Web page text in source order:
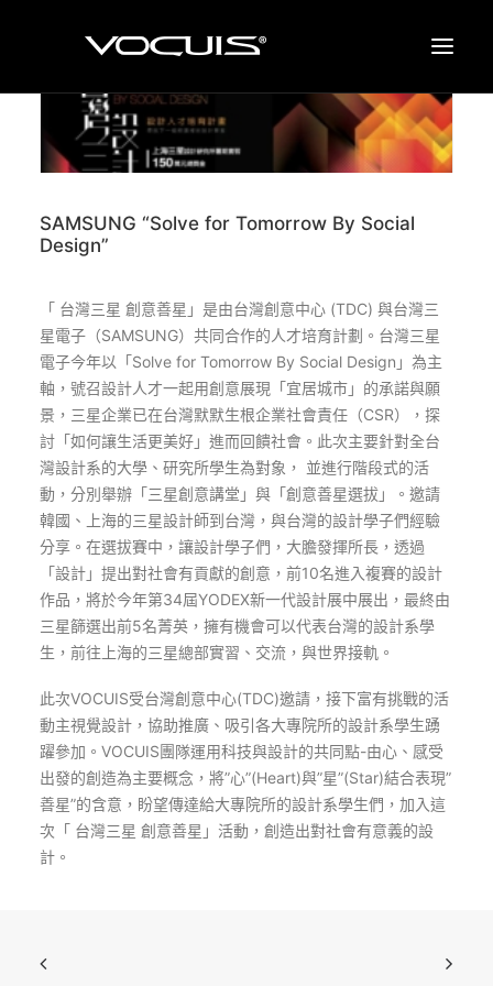
品牌塑造
案例
联络我们
最新消息
EN
SAMSUNG “Solve for Tomorrow By Social
Design”
「 台灣三星 創意善星」是由台灣創意中心 (TDC) 與台灣三
星電子（SAMSUNG）共同合作的人才培育計劃。台灣三星
電子今年以「Solve for Tomorrow By Social Design」為主
軸，號召設計人才一起用創意展現「宜居城市」的承諾與願
景，三星企業已在台灣默默生根企業社會責任（CSR），探
討「如何讓生活更美好」進而回饋社會。此次主要針對全台
灣設計系的大學、研究所學生為對象， 並進行階段式的活
動，分別舉辦「三星創意講堂」與「創意善星選拔」。邀請
韓國、上海的三星設計師到台灣，與台灣的設計學子們經驗
分享。在選拔賽中，讓設計學子們，大膽發揮所長，透過
「設計」提出對社會有貢獻的創意，前10名進入複賽的設計
作品，將於今年第34屆YODEX新一代設計展中展出，最終由
三星篩選出前5名菁英，擁有機會可以代表台灣的設計系學
生，前往上海的三星總部實習、交流，與世界接軌。
此次VOCUIS受台灣創意中心(TDC)邀請，接下富有挑戰的活
動主視覺設計，協助推廣、吸引各大專院所的設計系學生踴
躍參加。VOCUIS團隊運用科技與設計的共同點-由心、感受
出發的創造為主要概念，將”心”(Heart)與”星”(Star)結合表現”
善星”的含意，盼望傳達給大專院所的設計系學生們，加入這
次「 台灣三星 創意善星」活動，創造出對社會有意義的設
計。